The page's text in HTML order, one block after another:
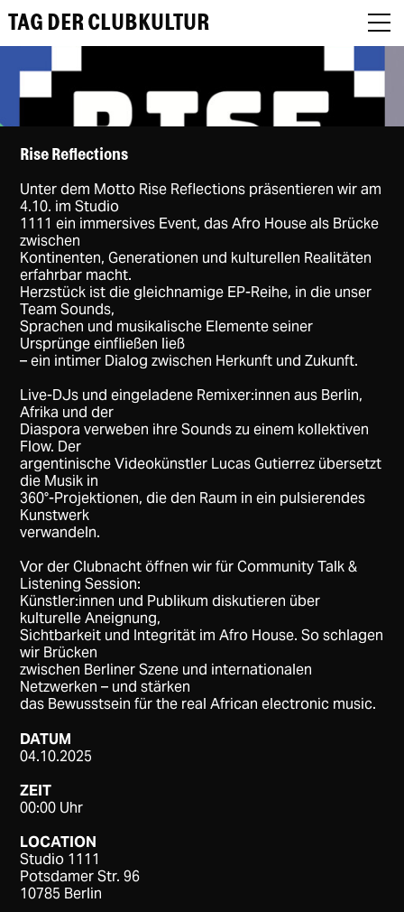
Programm
Podcast
Award Jury
DE
EN
TAG DER CLUBKULTUR
Rise Reflections
Unter dem Motto Rise Reflections präsentieren wir am
4.10. im Studio
1111 ein immersives Event, das Afro House als Brücke
zwischen
Kontinenten, Generationen und kulturellen Realitäten
erfahrbar macht.
Herzstück ist die gleichnamige EP-Reihe, in die unser
Team Sounds,
Sprachen und musikalische Elemente seiner
Ursprünge einfließen ließ
– ein intimer Dialog zwischen Herkunft und Zukunft.
Live-DJs und eingeladene Remixer:innen aus Berlin,
Afrika und der
Diaspora verweben ihre Sounds zu einem kollektiven
Flow. Der
argentinische Videokünstler Lucas Gutierrez übersetzt
die Musik in
360°-Projektionen, die den Raum in ein pulsierendes
Kunstwerk
verwandeln.
Vor der Clubnacht öffnen wir für Community Talk &
Listening Session:
Künstler:innen und Publikum diskutieren über
kulturelle Aneignung,
Sichtbarkeit und Integrität im Afro House. So schlagen
wir Brücken
zwischen Berliner Szene und internationalen
Netzwerken – und stärken
das Bewusstsein für the real African electronic music.
DATUM
04.10.2025
ZEIT
00:00 Uhr
LOCATION
Studio 1111
Potsdamer Str. 96
10785 Berlin